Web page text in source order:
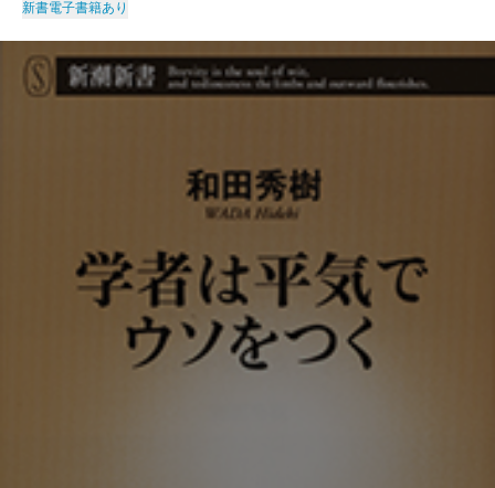
新書電子書籍あり